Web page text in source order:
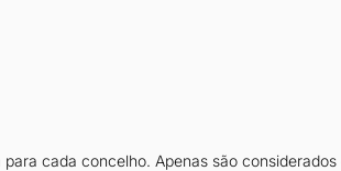
cada concelho. Apenas são